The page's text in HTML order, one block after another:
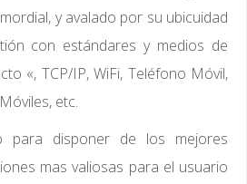
y avalado por su ubicuidad
con estándares y medios de
«, TCP/IP, WiFi, Teléfono Móvil,
etc.
para disponer de los mejores
mas valiosas para el usuario